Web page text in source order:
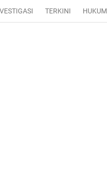
TERKINI HUKUM